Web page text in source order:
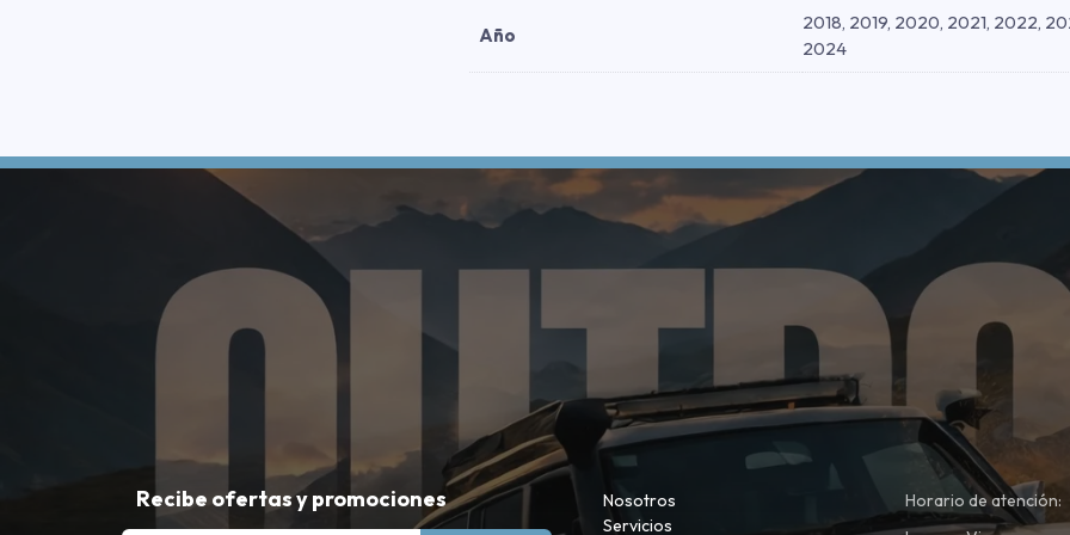
Año
2018, 2019, 2020, 2021, 2022,
2024
Recibe ofertas y promociones
Nosotros
Servicios
Horario de atención: